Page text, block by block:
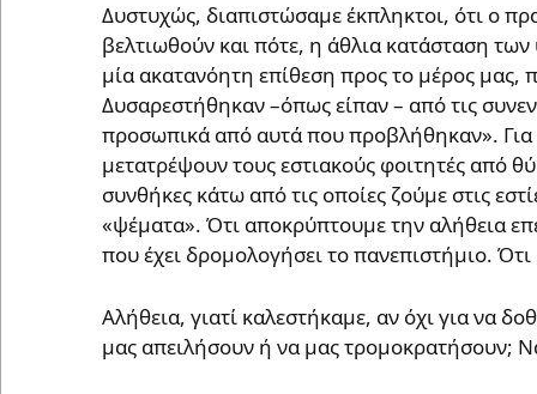
Δυστυχώς, διαπιστώσαμε έκπληκτοι, ότι ο
βελτιωθούν και πότε, η άθλια κατάσταση
μία ακατανόητη επίθεση προς το μέρος μας,
Δυσαρεστήθηκαν –όπως είπαν – από τις
προσωπικά από αυτά που προβλήθηκαν».
μετατρέψουν τους εστιακούς φοιτητές από
συνθήκες κάτω από τις οποίες ζούμε στις
«ψέματα». Ότι αποκρύπτουμε την αλήθεια
που έχει δρομολογήσει το πανεπιστήμιο.
Αλήθεια, γιατί καλεστήκαμε, αν όχι για να
μας απειλήσουν ή να μας τρομοκρατήσουν;